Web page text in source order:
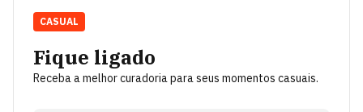
Fique ligado
Receba a melhor curadoria para seus momentos casuais.
CASUAL